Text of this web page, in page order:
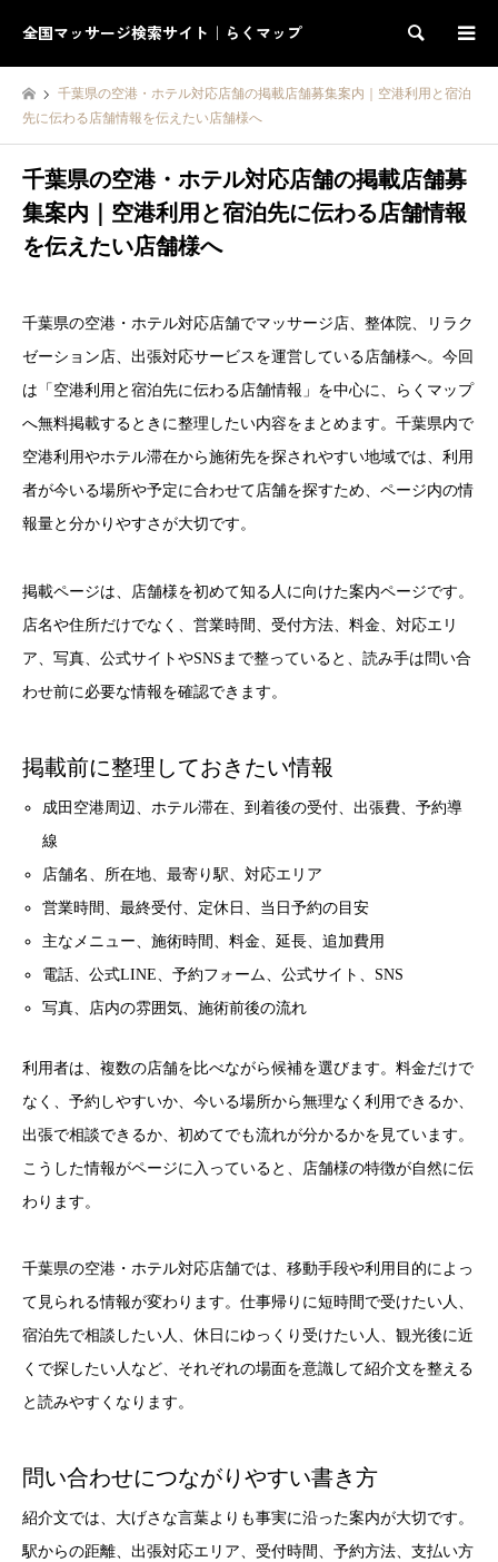
全国マッサージ検索サイト｜らくマップ 検索
千葉県の空港・ホテル対応店舗の掲載店舗募集案内｜空港利用と宿泊
先に伝わる店舗情報を伝えたい店舗様へ
千葉県の空港・ホテル対応店舗の掲載店舗募
集案内｜空港利用と宿泊先に伝わる店舗情報
を伝えたい店舗様へ
千葉県の空港・ホテル対応店舗でマッサージ店、整体院、リラク
ゼーション店、出張対応サービスを運営している店舗様へ。今回
は「空港利用と宿泊先に伝わる店舗情報」を中心に、らくマップ
へ無料掲載するときに整理したい内容をまとめます。千葉県内で
空港利用やホテル滞在から施術先を探されやすい地域では、利用
者が今いる場所や予定に合わせて店舗を探すため、ページ内の情
報量と分かりやすさが大切です。
掲載ページは、店舗様を初めて知る人に向けた案内ページです。
店名や住所だけでなく、営業時間、受付方法、料金、対応エリ
ア、写真、公式サイトやSNSまで整っていると、読み手は問い合
わせ前に必要な情報を確認できます。
掲載前に整理しておきたい情報
成田空港周辺、ホテル滞在、到着後の受付、出張費、予約導
線
店舗名、所在地、最寄り駅、対応エリア
営業時間、最終受付、定休日、当日予約の目安
主なメニュー、施術時間、料金、延長、追加費用
電話、公式LINE、予約フォーム、公式サイト、SNS
写真、店内の雰囲気、施術前後の流れ
利用者は、複数の店舗を比べながら候補を選びます。料金だけで
なく、予約しやすいか、今いる場所から無理なく利用できるか、
出張で相談できるか、初めてでも流れが分かるかを見ています。
こうした情報がページに入っていると、店舗様の特徴が自然に伝
わります。
千葉県の空港・ホテル対応店舗では、移動手段や利用目的によっ
て見られる情報が変わります。仕事帰りに短時間で受けたい人、
宿泊先で相談したい人、休日にゆっくり受けたい人、観光後に近
くで探したい人など、それぞれの場面を意識して紹介文を整える
と読みやすくなります。
問い合わせにつながりやすい書き方
紹介文では、大げさな言葉よりも事実に沿った案内が大切です。
駅からの距離、出張対応エリア、受付時間、予約方法、支払い方